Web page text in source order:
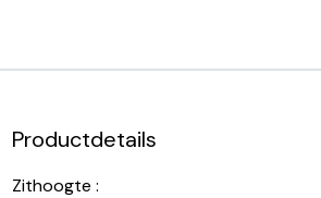
Productdetails
Zithoogte :